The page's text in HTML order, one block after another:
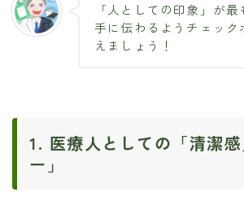
「人としての印象」が
手に伝わるようチェック
えましょう！
1. 医療人としての「清潔
ー」